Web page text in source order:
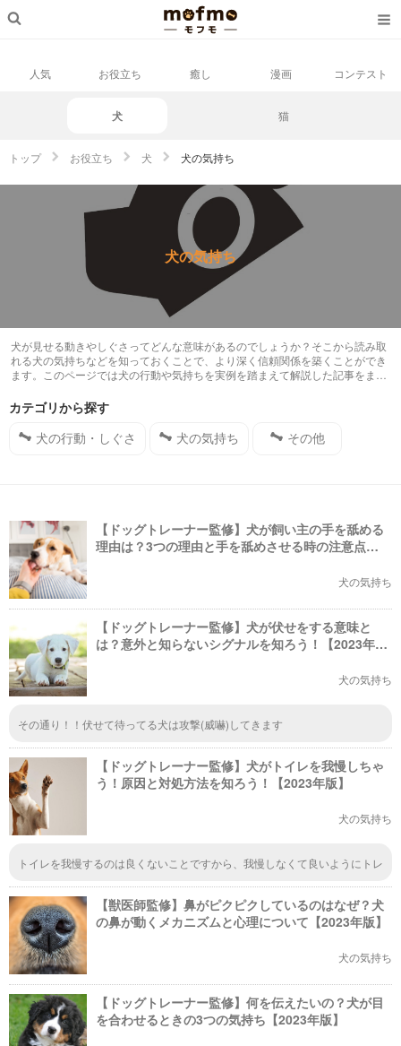
人気 お役立ち 癒し 漫画 コンテスト
犬 猫
トップ お役立ち 犬 犬の気持ち
犬の気持ち
犬が見せる動きやしぐさってどんな意味があるのでしょうか？そこから読み取
れる犬の気持ちなどを知っておくことで、より深く信頼関係を築くことができ
ます。このページでは犬の行動や気持ちを実例を踏まえて解説した記事をまと
カテゴリから探す
犬の行動・しぐさ
犬の気持ち その他
【ドッグトレーナー監修】犬が飼い主の手を舐める
理由は？3つの理由と手を舐めさせる時の注意点
犬の気持ち
【ドッグトレーナー監修】犬が伏せをする意味と
は？意外と知らないシグナルを知ろう！【2023年
犬の気持ち
その通り！！伏せて待ってる犬は攻撃(威嚇)してきます
【ドッグトレーナー監修】犬がトイレを我慢しちゃ
う！原因と対処方法を知ろう！【2023年版】
犬の気持ち
トイレを我慢するのは良くないことですから、我慢しなくて良いようにトレ
地道にトレーニングを続けていって、トイレを我慢しなくなるようになって
もらえれば。
【獣医師監修】鼻がピクピクしているのはなぜ？犬
の鼻が動くメカニズムと心理について【2023年版】
犬の気持ち
【ドッグトレーナー監修】何を伝えたいの？犬が目
を合わせるときの3つの気持ち【2023年版】